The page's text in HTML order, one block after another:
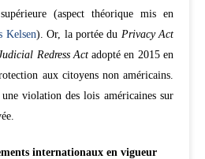
(aspect théorique mis en
Kelsen). Or, la portée du Privacy Act
Redress Actadopté en 2015 en
aux citoyens non américains.
violation des lois américaines sur
internationaux en vigueur